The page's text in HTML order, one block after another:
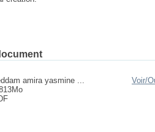
amira yasmine ...
Voir/